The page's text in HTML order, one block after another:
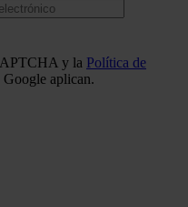
y la Política de
Google aplican.